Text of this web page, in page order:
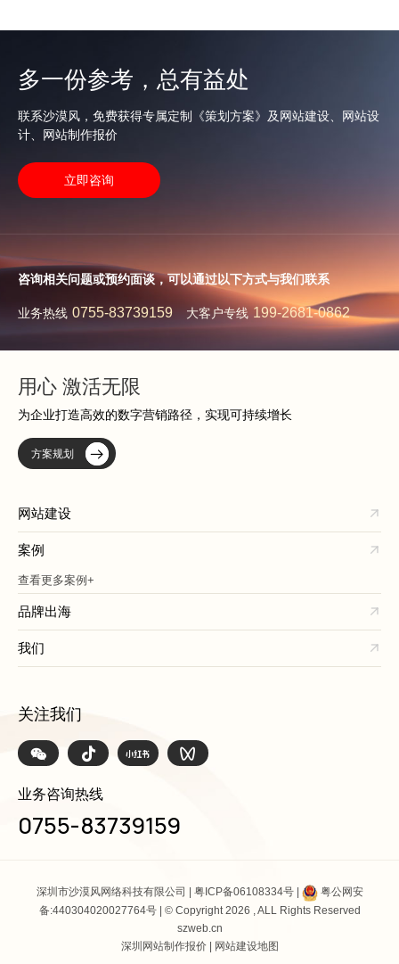
多一份参考，总有益处
联系沙漠风，免费获得专属定制《策划方案》及网站建设、网站设
计、网站制作报价
立即咨询
咨询相关问题或预约面谈，可以通过以下方式与我们联系
业务热线 0755-83739159 大客户专线 199-2681-0862
用心 激活无限
为企业打造高效的数字营销路径，实现可持续增长
方案规划
网站建设
案例
查看更多案例+
品牌出海
我们
关注我们
业务咨询热线
0755-83739159
深圳市沙漠风网络科技有限公司 | 粤ICP备06108334号|
粤公网安
备:440304020027764号| © Copyright 2026 , ALL Rights Reserved
szweb.cn
深圳网站制作报价| 网站建设地图